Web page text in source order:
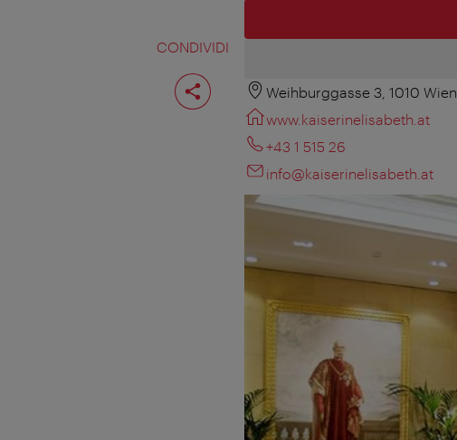
CONDIVIDI
Condividi
pagina
Weihburggasse 3, 1010 Wien
www.kaiserinelisabeth.at
+43 1 515 26
info@kaiserinelisabeth.at